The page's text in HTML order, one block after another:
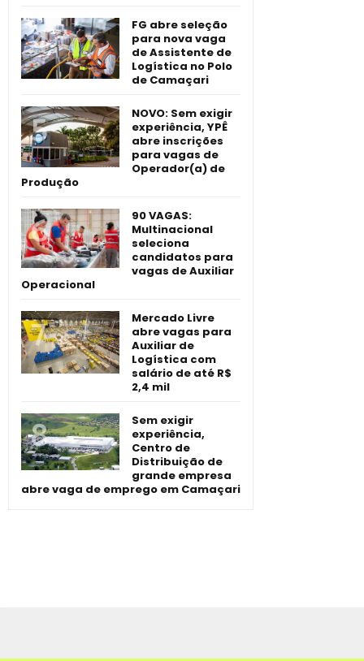
FG abre seleção
para nova vaga
de Assistente de
Logística no Polo
de Camaçari
NOVO: Sem exigir
experiência, YPÊ
abre inscrições
para vagas de
Operador(a) de
Produção
90 VAGAS:
Multinacional
seleciona
candidatos para
vagas de Auxiliar
Operacional
Mercado Livre
abre vagas para
Auxiliar de
Logística com
salário de até R$
2,4 mil
Sem exigir
experiência,
Centro de
Distribuição de
grande empresa
abre vaga de emprego em Camaçari